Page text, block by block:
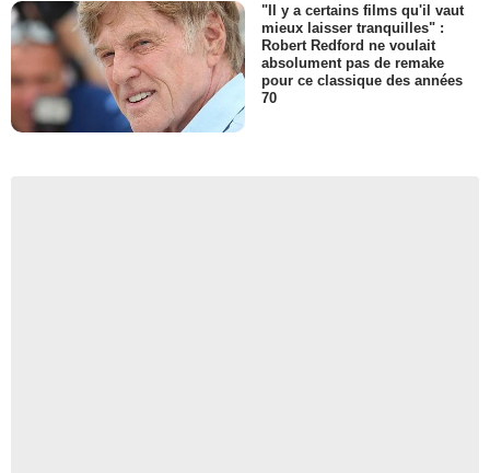
"Il y a certains films qu'il vaut
mieux laisser tranquilles" :
Robert Redford ne voulait
absolument pas de remake
pour ce classique des années
70